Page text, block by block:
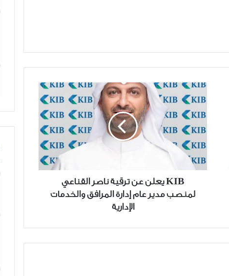
KIB
يعلن
عن
ترقية
ناصر
القناعي
لمنصب
مدير
إدارة
المرافق
KIB يعلن عن ترقية ناصر القناعي
لمنصب مدير عام إدارة المرافق والخدمات
الإدارية